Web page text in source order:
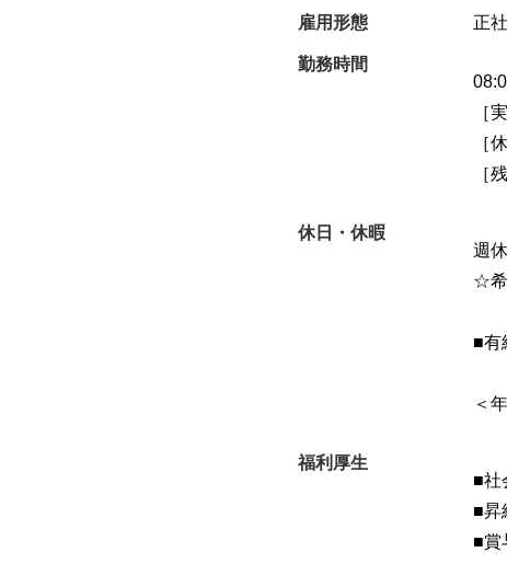
雇用形態 正
勤務時間
［
［
［
休日・休暇
週
☆希
■有
＜
福利厚生
■社
■昇
■